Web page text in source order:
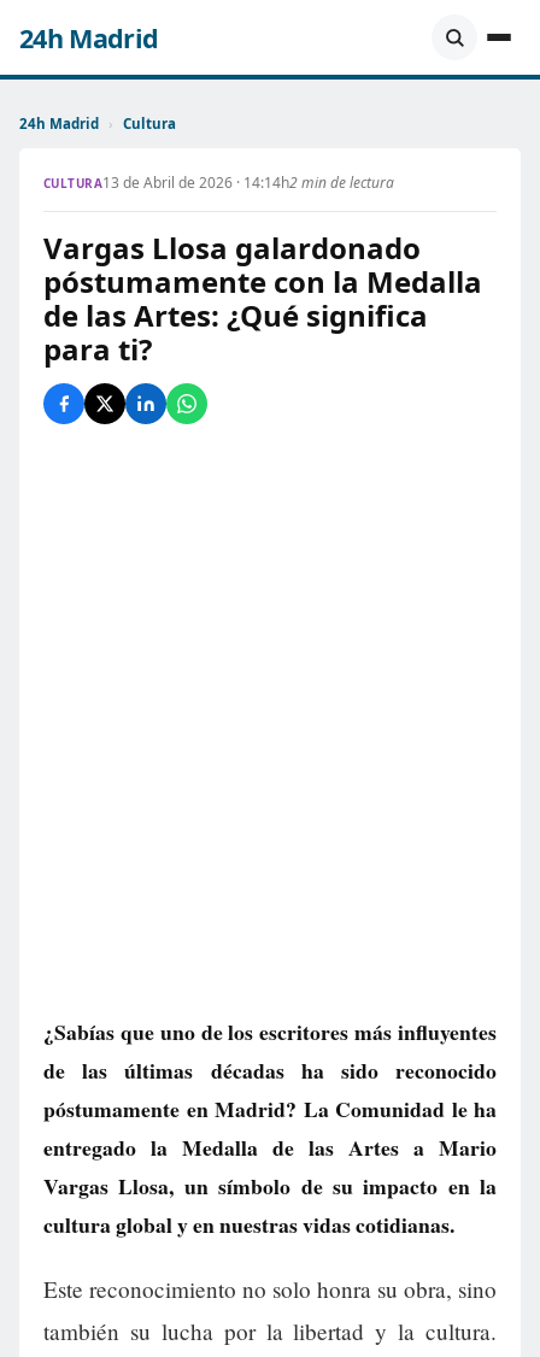
24h Madrid
24h Madrid › Cultura
CULTURA13 de Abril de 2026 · 14:14h2 min de lectura
Vargas Llosa galardonado
póstumamente con la Medalla
de las Artes: ¿Qué significa
para ti?
¿Sabías que uno de los escritores más influyentes
de las últimas décadas ha sido reconocido
póstumamente en Madrid? La Comunidad le ha
entregado la Medalla de las Artes a Mario
Vargas Llosa, un símbolo de su impacto en la
cultura global y en nuestras vidas cotidianas.
Este reconocimiento no solo honra su obra, sino
también su lucha por la libertad y la cultura.